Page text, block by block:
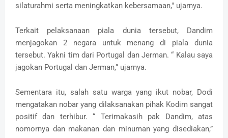
silaturahmi serta meningkatkan kebersamaan," ujarnya.
Terkait pelaksanaan piala dunia tersebut, Dandim
menjagokan 2 negara untuk menang di piala dunia
tersebut. Yakni tim dari Portugal dan Jerman. “ Kalau saya
jagokan Portugal dan Jerman,” ujarnya.
Sementara itu, salah satu warga yang ikut nobar, Dodi
mengatakan nobar yang dilaksanakan pihak Kodim sangat
positif dan terhibur. “ Terimakasih pak Dandim, atas
nomornya dan makanan dan minuman yang disediakan,”